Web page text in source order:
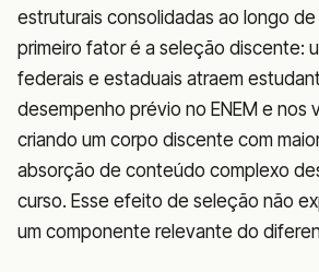
estruturais consolidadas ao longo
primeiro fator é a seleção discente:
federais e estaduais atraem
desempenho prévio no ENEM e nos
criando um corpo discente com
absorção de conteúdo complexo
curso. Esse efeito de seleção não
um componente relevante do